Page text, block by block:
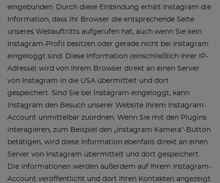
eingebunden. Durch diese Einbindung erhält Instagram die
Information, dass Ihr Browser die entsprechende Seite
unseres Webauftritts aufgerufen hat, auch wenn Sie kein
Instagram-Profil besitzen oder gerade nicht bei Instagram
eingeloggt sind. Diese Information (einschließlich Ihrer IP-
Adresse) wird von Ihrem Browser direkt an einen Server
von Instagram in die USA übermittelt und dort
gespeichert. Sind Sie bei Instagram eingeloggt, kann
Instagram den Besuch unserer Website Ihrem Instagram-
Account unmittelbar zuordnen. Wenn Sie mit den Plugins
interagieren, zum Beispiel den „Instagram Kamera“-Button
betätigen, wird diese Information ebenfalls direkt an einen
Server von Instagram übermittelt und dort gespeichert.
Die Informationen werden außerdem auf Ihrem Instagram-
Account veröffentlicht und dort Ihren Kontakten angezeigt.